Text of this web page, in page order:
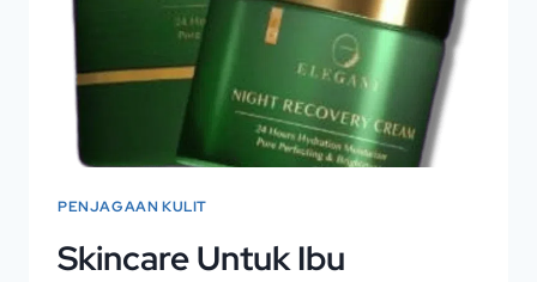
PENJAGAAN KULIT
Skincare Untuk Ibu